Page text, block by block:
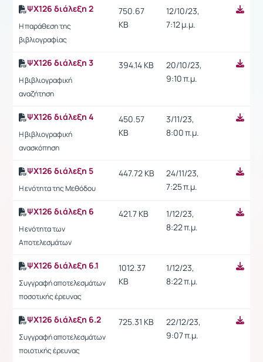
ΨΧ126 διάλεξη 2
Η παράθεση της
βιβλιογραφίας
750.67
KB
12/10/23,
7:12 μ.μ.
ΨΧ126 διάλεξη 3
Η βιβλιογραφική
αναζήτηση
394.14 KB
20/10/23,
9:10 π.μ.
ΨΧ126 διάλεξη 4
Η βιβλιογραφική
ανασκόπηση
450.57
KB
3/11/23,
8:00 π.μ.
ΨΧ126 διάλεξη 5
Η ενότητα της Μεθόδου
447.72 KB
24/11/23,
7:25 π.μ.
ΨΧ126 διάλεξη 6
Η ενότητα των
Αποτελεσμάτων
421.7 KB
1/12/23,
8:22 π.μ.
ΨΧ126 διάλεξη 6.1
Συγγραφή αποτελεσμάτων
ποσοτικής έρευνας
1012.37
KB
1/12/23,
8:22 π.μ.
ΨΧ126 διάλεξη 6.2
Συγγραφή αποτελεσμάτων
ποιοτικής έρευνας
725.31 KB
22/12/23,
9:07 π.μ.